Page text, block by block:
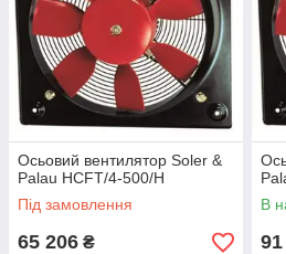
Осьовий вентилятор Soler &
Palau HCFT/4-500/H
Під замовлення
65 206 ₴
В